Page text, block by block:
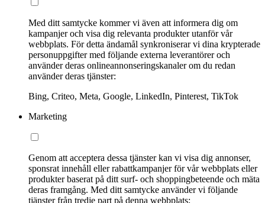
Med ditt samtycke kommer vi även att informera dig om
kampanjer och visa dig relevanta produkter utanför vår
webbplats. För detta ändamål synkroniserar vi dina krypterade
personuppgifter med följande externa leverantörer och
använder deras onlineannonseringskanaler om du redan
använder deras tjänster:
Bing, Criteo, Meta, Google, LinkedIn, Pinterest, TikTok
Marketing
Genom att acceptera dessa tjänster kan vi visa dig annonser,
sponsrat innehåll eller rabattkampanjer för vår webbplats eller
produkter baserat på ditt surf- och shoppingbeteende och mäta
deras framgång. Med ditt samtycke använder vi följande
tjänster från tredje part på denna webbplats: